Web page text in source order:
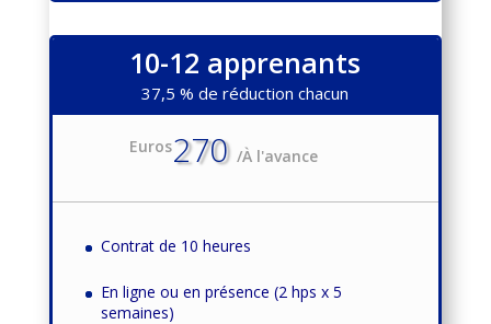
10-12 apprenants
37,5 % de réduction chacun
Euros270/À l'avance
Contrat de 10 heures
En ligne ou en présence (2 hps x 5
semaines)